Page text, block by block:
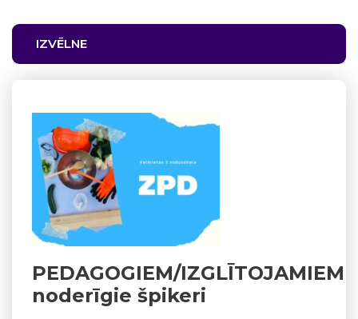
IZVĒLNE
PEDAGOGIEM/IZGLĪTOJAMIEM
noderīgie špikeri